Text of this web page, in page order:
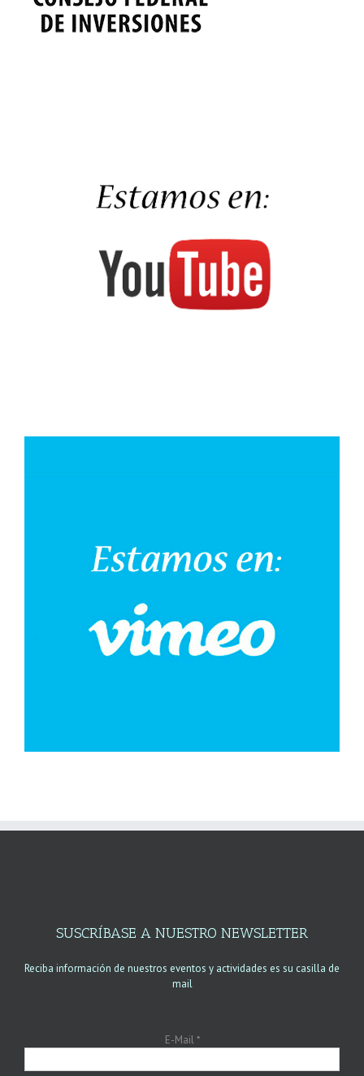
SUSCRÍBASE A NUESTRO NEWSLETTER
Reciba información de nuestros eventos y actividades es su casilla de
mail
E-Mail*